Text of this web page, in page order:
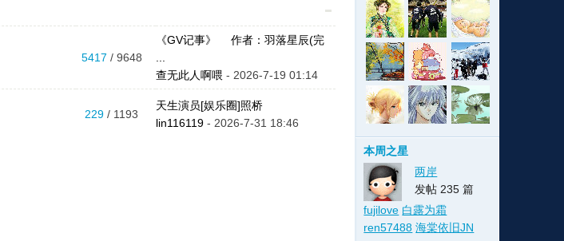
格e y w
n
k e
n l
e
格版公
室
5417 / 9648
《GV记事》 作者：羽落星辰(完
查无此人啊喂 - 2026-7-19 01:14
229 / 1193
天生演员[娱乐圈]照桥
lin116119- 2026-7-31 18:46
本周之星
两岸
发帖 235 篇
fujilove 白露为霜
ren57488 海棠依旧JN